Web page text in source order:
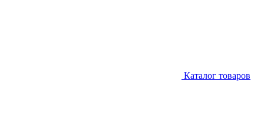
Каталог товаров